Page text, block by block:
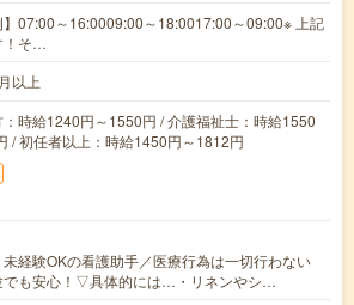
】07:00～16:0009:00～18:0017:00～09:00※ 上記
！そ…
以上
時給1240円～1550円 / 介護福祉士：時給1550
/ 初任者以上：時給1450円～1812円
経験OKの看護助手／医療行為は一切行わない
でも安心！▽具体的には…・リネンやシ…